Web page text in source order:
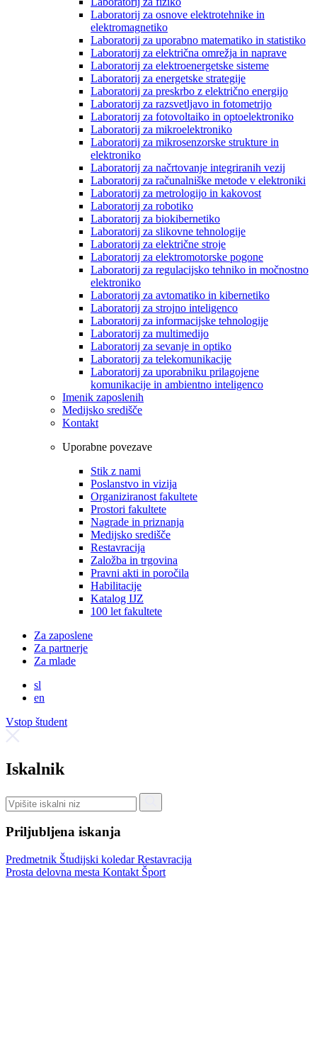
Laboratorij za osnove elektrotehnike in
elektromagnetiko
Laboratorij za uporabno matematiko in statistiko
Laboratorij za električna omrežja in naprave
Laboratorij za elektroenergetske sisteme
Laboratorij za energetske strategije
Laboratorij za preskrbo z električno energijo
Laboratorij za razsvetljavo in fotometrijo
Laboratorij za fotovoltaiko in optoelektroniko
Laboratorij za mikroelektroniko
Laboratorij za mikrosenzorske strukture in
elektroniko
Laboratorij za načrtovanje integriranih vezij
Laboratorij za računalniške metode v elektroniki
Laboratorij za metrologijo in kakovost
Laboratorij za robotiko
Laboratorij za biokibernetiko
Laboratorij za slikovne tehnologije
Laboratorij za električne stroje
Laboratorij za elektromotorske pogone
Laboratorij za regulacijsko tehniko in močnostno
elektroniko
Laboratorij za avtomatiko in kibernetiko
Laboratorij za strojno inteligenco
Laboratorij za informacijske tehnologije
Laboratorij za multimedijo
Laboratorij za sevanje in optiko
Laboratorij za telekomunikacije
Laboratorij za uporabniku prilagojene
komunikacije in ambientno inteligenco
Imenik zaposlenih
Medijsko središče
Kontakt
Uporabne povezave
Stik z nami
Poslanstvo in vizija
Organiziranost fakultete
Prostori fakultete
Nagrade in priznanja
Medijsko središče
Restavracija
Založba in trgovina
Pravni akti in poročila
Habilitacije
Katalog IJZ
100 let fakultete
Za zaposlene
Za partnerje
Za mlade
sl
en
Vstop študent
Iskalnik
Priljubljena iskanja
Predmetnik Študijski koledarRestavracija
Prosta delovna mesta Kontakt Šport